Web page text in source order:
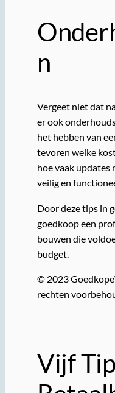
n
Vergeet niet dat
er ook
het hebben van
tevoren welke
hoe vaak updates
veilig en
Door deze tips in
goedkoop een
bouwen die
budget.
© 2023
rechten
Vijf